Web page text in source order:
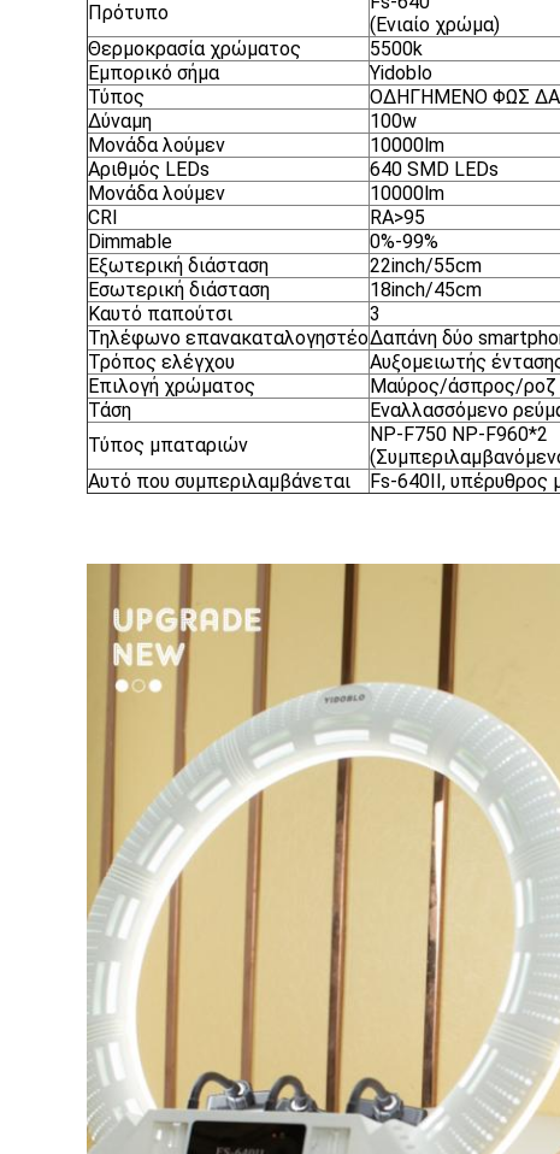
Πρότυπο
(Ενιαίο χρώμα)
Θερμοκρασία χρώματος
5500k
Εμπορικό σήμα
Yidoblo
Τύπος
ΟΔΗΓΗΜΕΝΟ ΦΩΣ
Δύναμη
100w
Μονάδα λούμεν
10000lm
Αριθμός LEDs
640 SMD LEDs
Μονάδα λούμεν
10000lm
CRI
RA>95
Dimmable
0%-99%
Εξωτερική διάσταση
22inch/55cm
Εσωτερική διάσταση
18inch/45cm
Καυτό παπούτσι
3
Τηλέφωνο επανακαταλογηστέοΔαπάνη δύο
Τρόπος ελέγχου
Αυξομειωτής
Επιλογή χρώματος
Μαύρος/άσπρος/ροζ
Τάση
Εναλλασσόμενο
Τύπος μπαταριών
NP-F750 NP-F960*2
Αυτό που συμπεριλαμβάνεται
Fs-640II, υπέρυθρος